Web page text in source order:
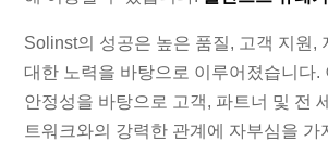
Solinst의 성공은 높은 품질, 고객 지원,
대한 노력을 바탕으로 이루어졌습니다.
안정성을 바탕으로 고객, 파트너 및 전
트워크와의 강력한 관계에 자부심을 가